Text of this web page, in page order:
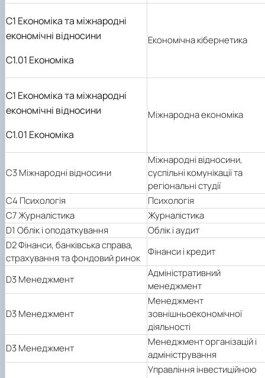
C1 Економіка та міжнародні
економічні відносини
C1.01 Економіка
Економічна кібернетика
C1 Економіка та міжнародні
економічні відносини
C1.01 Економіка
Міжнародна економіка
C3 Міжнародні відносини
Міжнародні відносини,
суспільні комунікації та
регіональні студії
C4 Психологія
Психологія
C7 Журналістика
Журналістика
D1 Облік і оподаткування
Облік і аудит
D2 Фінанси, банківська справа,
страхування та фондовий ринок
Фінанси і кредит
D3 Менеджмент
Адміністративний
менеджмент
D3 Менеджмент
Менеджмент
зовнішньоекономічної
діяльності
D3 Менеджмент
Менеджмент організацій і
адміністрування
Управління інвестиційною